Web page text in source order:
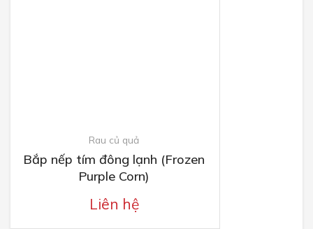
Rau củ quả
Bắp nếp tím đông lạnh (Frozen
Purple Corn)
Liên hệ